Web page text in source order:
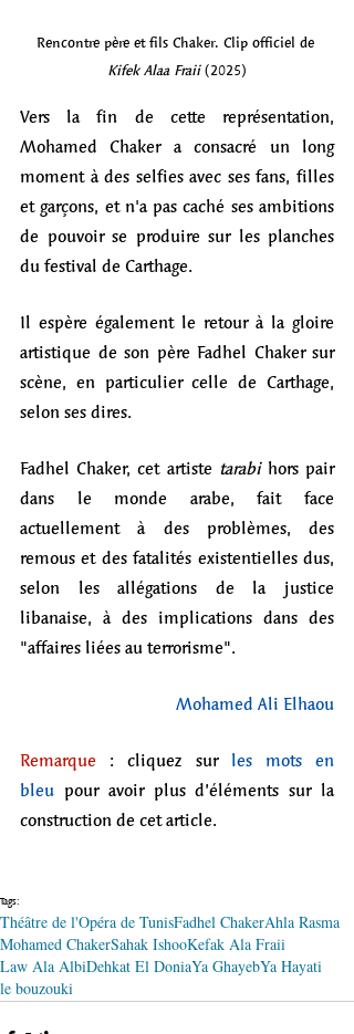
Rencontre père et fils Chaker. Clip officiel de
Kifek Alaa Fraii (2025)
Vers la fin de cette représentation,
Mohamed Chaker a consacré un long
moment à des selfies avec ses fans, filles
et garçons, et n'a pas caché ses ambitions
de pouvoir se produire sur les planches
du festival de Carthage.
Il espère également le retour à la gloire
artistique de son père Fadhel Chaker sur
scène, en particulier celle de Carthage,
selon ses dires.
Fadhel Chaker, cet artiste tarabi hors pair
dans le monde arabe, fait face
actuellement à des problèmes, des
remous et des fatalités existentielles dus,
selon les allégations de la justice
libanaise, à des implications dans des
"affaires liées au terrorisme".
Mohamed Ali Elhaou
Remarque : cliquez sur les mots en
bleu pour avoir plus d’éléments sur la
construction de cet article.
Tags:
Théâtre de l'Opéra de TunisFadhel ChakerAhla Rasma
Mohamed ChakerSahak IshooKefak Ala Fraii
Law Ala AlbiDehkat El DoniaYa GhayebYa Hayati
le bouzouki